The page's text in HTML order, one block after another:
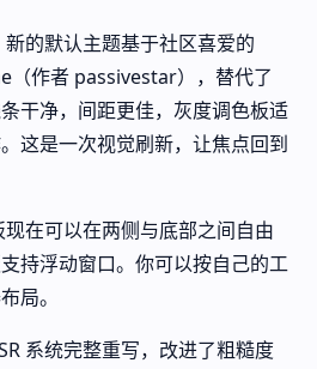
新的默认主题基于社区喜爱的
作者 passivestar），替代了
干净，间距更佳，灰度调色板适
这是一次视觉刷新，让焦点回到
现在可以在两侧与底部之间自由
持浮动窗口。你可以按自己的工
局。
系统完整重写，改进了粗糙度